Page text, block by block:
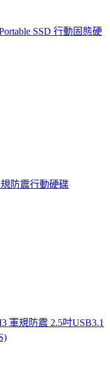
SSD 行動固態硬
防震行動硬碟
軍規防震 2.5吋USB3.1